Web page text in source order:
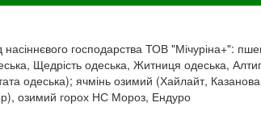
насіннєвого господарства ТОВ "Мічуріна+":
Щедрість одеська, Житниця одеська,
одеська); ячмінь озимий (Хайлайт,
озимий горох НС Мороз, Ендуро